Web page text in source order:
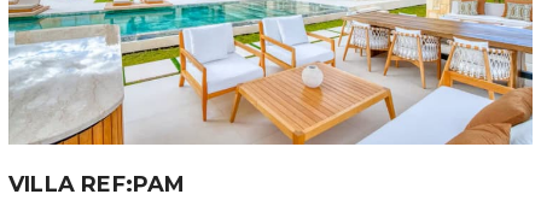
VILLA REF:PAM